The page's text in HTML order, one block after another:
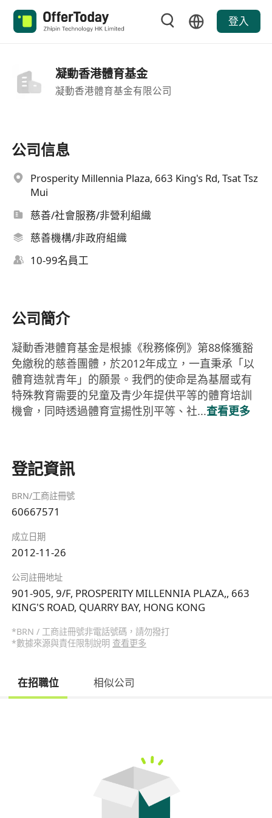
登入
凝動香港體育基金
凝動香港體育基金有限公司
公司信息
Prosperity Millennia Plaza, 663 King's Rd, Tsat Tsz
Mui
慈善/社會服務/非營利組織
慈善機構/非政府組織
10-99名員工
公司簡介
凝動香港體育基金是根據《稅務條例》第88條獲豁
免繳稅的慈善團體，於2012年成立，一直秉承「以
體育造就青年」的願景。我們的使命是為基層或有
特殊教育需要的兒童及青少年提供平等的體育培訓
機會，同時透過體育宣揚性別平等、社...查看更多
登記資訊
BRN/工商註冊號
60667571
成立日期
2012-11-26
公司註冊地址
901-905, 9/F, PROSPERITY MILLENNIA PLAZA,, 663
KING'S ROAD, QUARRY BAY, HONG KONG
*BRN / 工商註冊號非電話號碼，請勿撥打
*數據來源與責任限制說明 查看更多
在招職位 相似公司